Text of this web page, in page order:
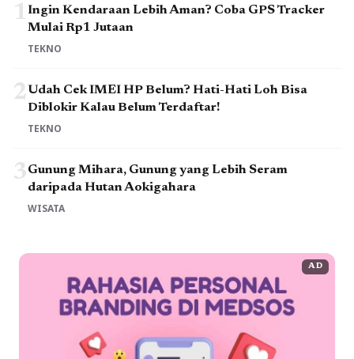
1Ingin Kendaraan Lebih Aman? Coba GPS Tracker
Mulai Rp1 Jutaan
TEKNO
2Udah Cek IMEI HP Belum? Hati-Hati Loh Bisa
Diblokir Kalau Belum Terdaftar!
TEKNO
3Gunung Mihara, Gunung yang Lebih Seram
daripada Hutan Aokigahara
WISATA
AD